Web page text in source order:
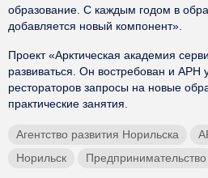
образование. С каждым годом в
добавляется новый компонент».
Проект «Арктическая академия
развиваться. Он востребован и АРН
рестораторов запросы на новые
практические занятия.
Агентство развития Норильска
Норильск
Предпринимательство